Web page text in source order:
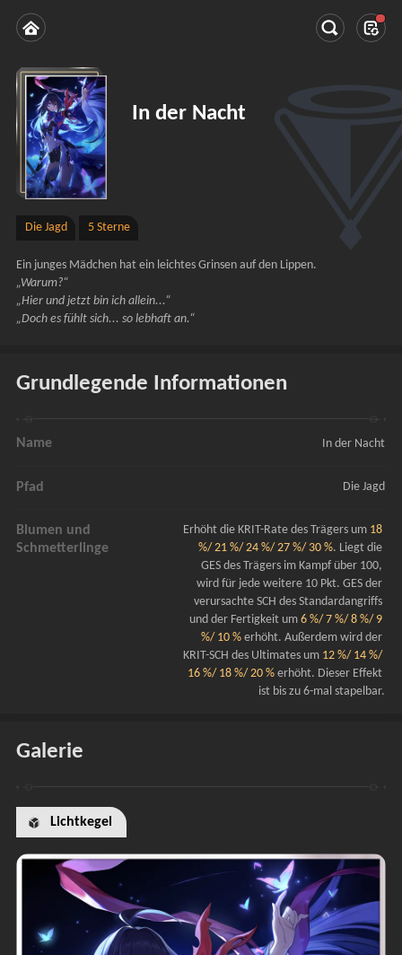
In der Nacht
Die Jagd 5 Sterne
Ein junges Mädchen hat ein leichtes Grinsen auf den Lippen.
„Warum?“
„Hier und jetzt bin ich allein...“
„Doch es fühlt sich... so lebhaft an.“
Grundlegende Informationen
Name In der Nacht
Pfad Die Jagd
Blumen und
Schmetterlinge
Erhöht die KRIT-Rate des Trägers um 18
%/ 21 %/ 24 %/ 27 %/ 30 %. Liegt die
GES des Trägers im Kampf über 100,
wird für jede weitere 10 Pkt. GES der
verursachte SCH des Standardangriffs
und der Fertigkeit um 6 %/ 7 %/ 8 %/ 9
%/ 10 % erhöht. Außerdem wird der
KRIT-SCH des Ultimates um 12 %/ 14 %/
16 %/ 18 %/ 20 % erhöht. Dieser Effekt
ist bis zu 6-mal stapelbar.
Galerie
Lichtkegel